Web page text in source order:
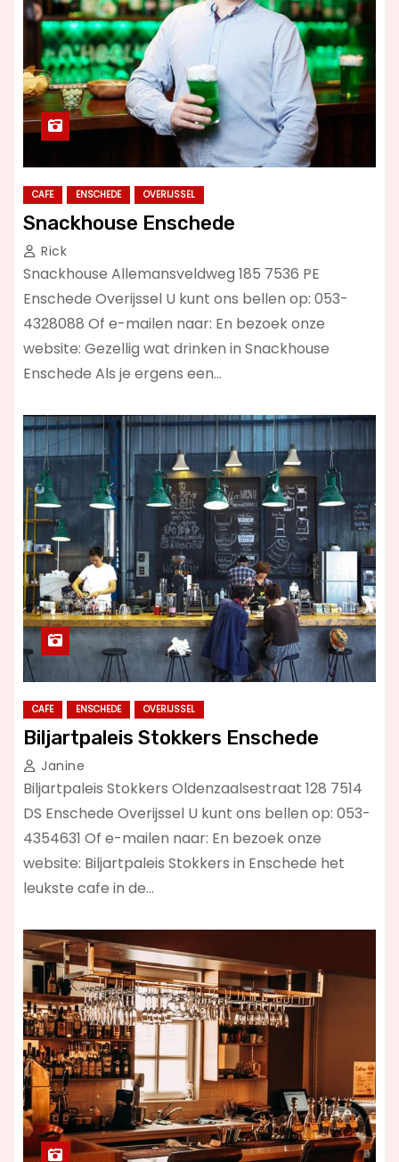
CAFE ENSCHEDE OVERIJSSEL
Snackhouse Enschede
Rick
Snackhouse Allemansveldweg 185 7536 PE
Enschede Overijssel U kunt ons bellen op: 053-
4328088 Of e-mailen naar: En bezoek onze
website: Gezellig wat drinken in Snackhouse
Enschede Als je ergens een…
CAFE ENSCHEDE OVERIJSSEL
Biljartpaleis Stokkers Enschede
Janine
Biljartpaleis Stokkers Oldenzaalsestraat 128 7514
DS Enschede Overijssel U kunt ons bellen op: 053-
4354631 Of e-mailen naar: En bezoek onze
website: Biljartpaleis Stokkers in Enschede het
leukste cafe in de…